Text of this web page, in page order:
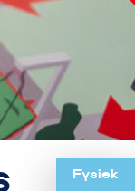
Fysiek